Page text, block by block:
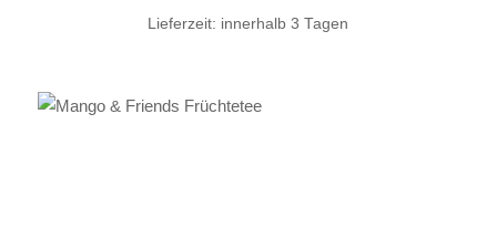
Lieferzeit: innerhalb 3 Tagen